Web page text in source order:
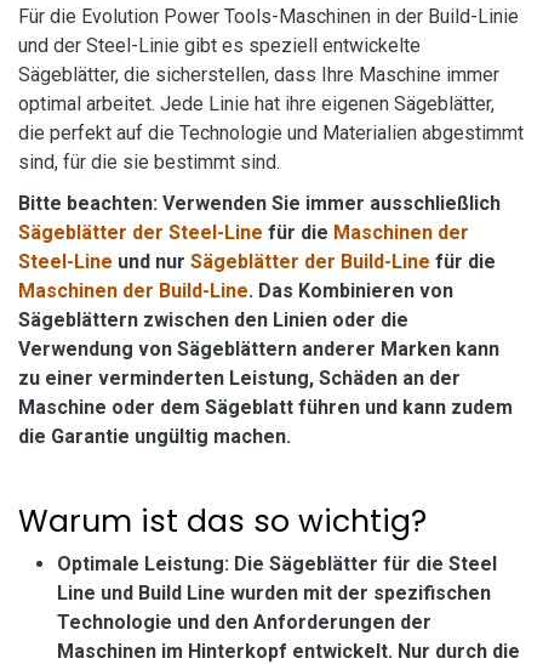
Für die Evolution Power Tools-Maschinen in der Build-Linie
und der Steel-Linie gibt es speziell entwickelte
Sägeblätter, die sicherstellen, dass Ihre Maschine immer
optimal arbeitet. Jede Linie hat ihre eigenen Sägeblätter,
die perfekt auf die Technologie und Materialien abgestimmt
sind, für die sie bestimmt sind.
Bitte beachten: Verwenden Sie immer ausschließlich
Sägeblätter der Steel-Line für die Maschinen der
Steel-Line und nur Sägeblätter der Build-Line für die
Maschinen der Build-Line. Das Kombinieren von
Sägeblättern zwischen den Linien oder die
Verwendung von Sägeblättern anderer Marken kann
zu einer verminderten Leistung, Schäden an der
Maschine oder dem Sägeblatt führen und kann zudem
die Garantie ungültig machen.
Warum ist das so wichtig?
Optimale Leistung: Die Sägeblätter für die Steel
Line und Build Line wurden mit der spezifischen
Technologie und den Anforderungen der
Maschinen im Hinterkopf entwickelt. Nur durch die